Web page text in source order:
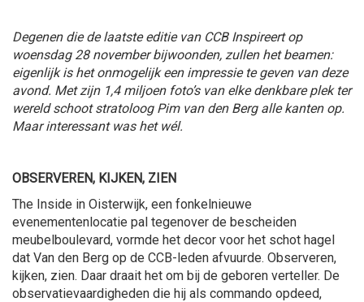
Degenen die de laatste editie van CCB Inspireert op
woensdag 28 november bijwoonden, zullen het beamen:
eigenlijk is het onmogelijk een impressie te geven van deze
avond. Met zijn 1,4 miljoen foto’s van elke denkbare plek ter
wereld schoot stratoloog Pim van den Berg alle kanten op.
Maar interessant was het wél.
OBSERVEREN, KIJKEN, ZIEN
The Inside in Oisterwijk, een fonkelnieuwe
evenementenlocatie pal tegenover de bescheiden
meubelboulevard, vormde het decor voor het schot hagel
dat Van den Berg op de CCB-leden afvuurde. Observeren,
kijken, zien. Daar draait het om bij de geboren verteller. De
observatievaardigheden die hij als commando opdeed,